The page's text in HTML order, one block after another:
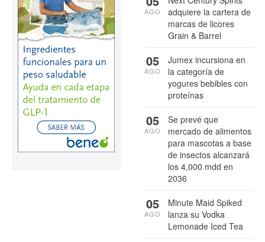
adquiere la cartera de
marcas de licores
Grain & Barrel
AGO
Jumex incursiona en
la categoría de
yogures bebibles con
proteínas
05
AGO
Se prevé que
mercado de alimentos
para mascotas a base
de insectos alcanzará
los 4,000 mdd en
2036
05
AGO
Minute Maid Spiked
lanza su Vodka
Lemonade Iced Tea
05
AGO